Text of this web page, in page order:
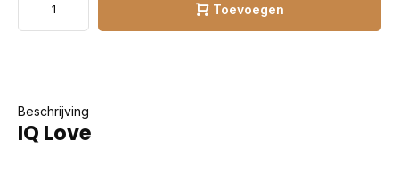
Toevoegen
Beschrijving
IQ Love